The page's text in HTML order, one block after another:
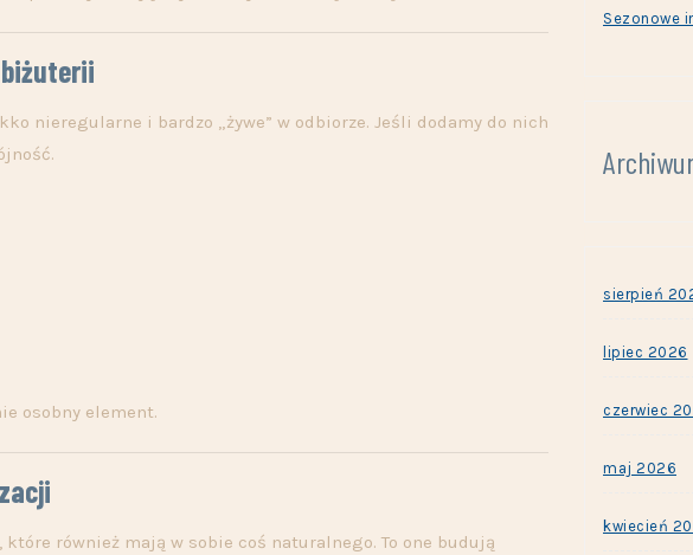
nieregularne i bardzo „żywe” w odbiorze. Jeśli dodamy do nich
osobny element.
również mają w sobie coś naturalnego. To one budują
Sezonowe
sierpień
lipiec 2026
czerwiec
maj 2026
kwiecień